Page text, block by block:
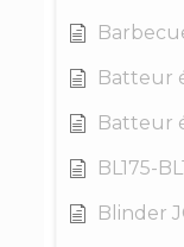
Batteur
Batteur
BL175-
Blinder